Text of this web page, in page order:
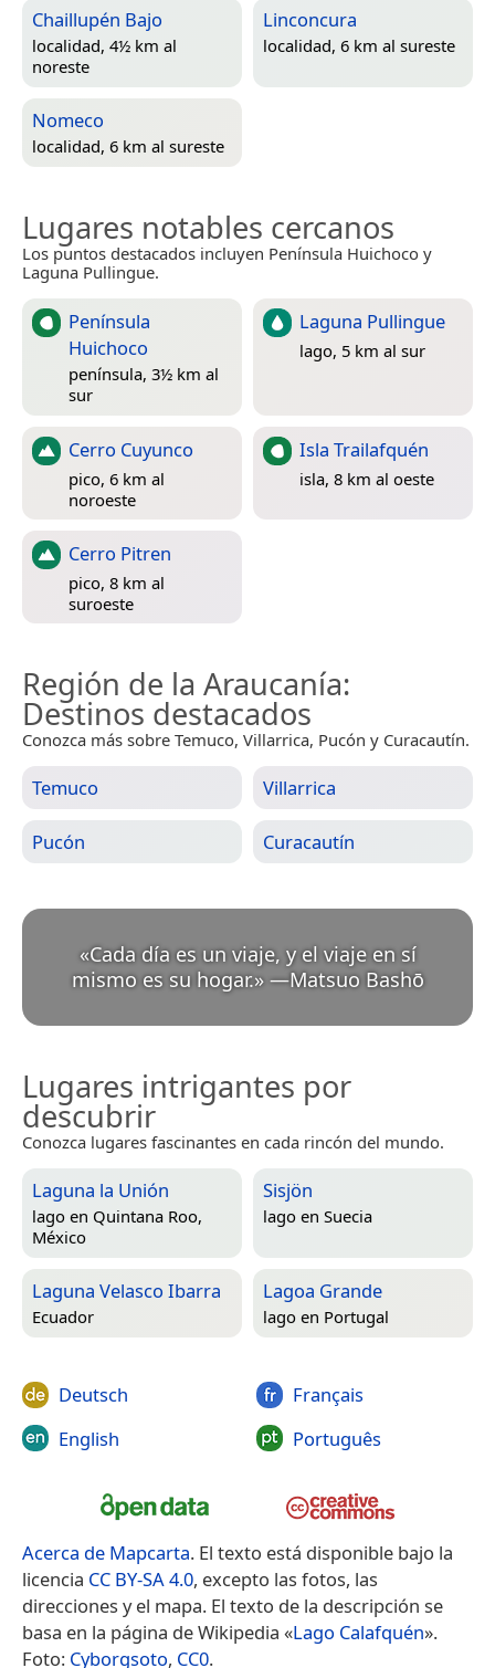
Chaillupén Bajo
localidad, 4½ km al
noreste
Linconcura
localidad, 6 km al sureste
Nomeco
localidad, 6 km al sureste
Lugares notables cercanos
Los puntos destacados incluyen Península Huichoco y
Laguna Pullingue.
Península
Huichoco
península, 3½ km al
sur
Laguna Pullingue
lago, 5 km al sur
Cerro Cuyunco
pico, 6 km al
noroeste
Isla Trailafquén
isla, 8 km al oeste
Cerro Pitren
pico, 8 km al
suroeste
Región de la Araucanía:
Destinos destacados
Conozca más sobre Temuco, Villarrica, Pucón y Curacautín.
Temuco Villarrica
Pucón Curacautín
«Cada día es un viaje, y el viaje en sí
mismo es su hogar.» —Matsuo Bashō
Lugares intrigantes por
descubrir
Conozca lugares fascinantes en cada rincón del mundo.
Laguna la Unión
lago en Quintana Roo,
México
Sisjön
lago en Suecia
Laguna Velasco Ibarra
Ecuador
Lagoa Grande
lago en Portugal
Deutsch
English
Français
Português
Acerca de Mapcarta. El texto está disponible bajo la
licencia CC BY-SA 4.0, excepto las fotos, las
direcciones y el mapa. El texto de la descripción se
basa en la página de Wikipedia «Lago Calafquén».
Foto: Cyborgsoto, CC0.